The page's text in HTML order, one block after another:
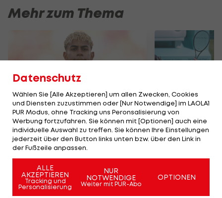
Mehr zum Thema
Party mit bezahlten
Kleinwüchsigen?
Aufregung um Yamal
International
Trainer-
Zverev
Tennis
TEILEN
Datenschutz
Wählen Sie [Alle Akzeptieren] um allen Zwecken, Cookies
und Diensten zuzustimmen oder [Nur Notwendige] im LAOLA1
PUR Modus, ohne Tracking uns Peronsalisierung von
Werbung fortzufahren. Sie können mit [Optionen] auch eine
individuelle Auswahl zu treffen. Sie können Ihre Einstellungen
jederzeit über den Button links unten bzw. über den Link in
der Fußzeile anpassen.
ALLE
AKZEPTIEREN
Tracking und
Personalisierung
NUR
NOTWENDIGE
Weiter mit PUR-Abo
OPTIONEN